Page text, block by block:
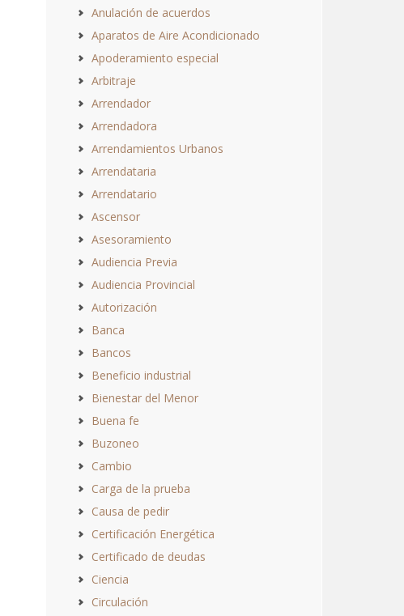
Anulación de acuerdos
Aparatos de Aire Acondicionado
Apoderamiento especial
Arbitraje
Arrendador
Arrendadora
Arrendamientos Urbanos
Arrendataria
Arrendatario
Ascensor
Asesoramiento
Audiencia Previa
Audiencia Provincial
Autorización
Banca
Bancos
Beneficio industrial
Bienestar del Menor
Buena fe
Buzoneo
Cambio
Carga de la prueba
Causa de pedir
Certificación Energética
Certificado de deudas
Ciencia
Circulación